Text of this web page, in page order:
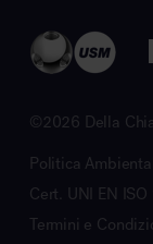
©2026 Della
Politica
Cert. UNI EN
Termini e